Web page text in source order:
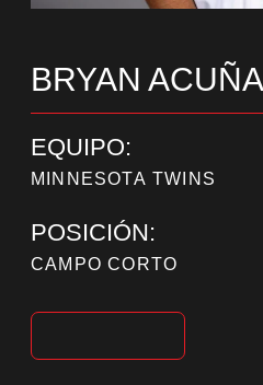
BRYAN ACUÑA
EQUIPO:
MINNESOTA TWINS
POSICIÓN:
CAMPO CORTO